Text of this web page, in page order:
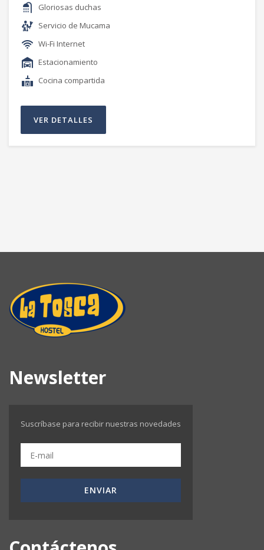
Gloriosas duchas
Servicio de Mucama
Wi-Fi Internet
Estacionamiento
Cocina compartida
VER DETALLES
Newsletter
Suscríbase para recibir nuestras novedades
ENVIAR